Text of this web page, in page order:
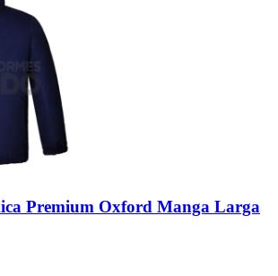
Premium Oxford Manga Larga